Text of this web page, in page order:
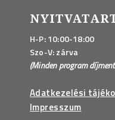
H-P: 10:00-18:00
Szo-V: zárva
(Minden program
Adatkezelési
Impresszum